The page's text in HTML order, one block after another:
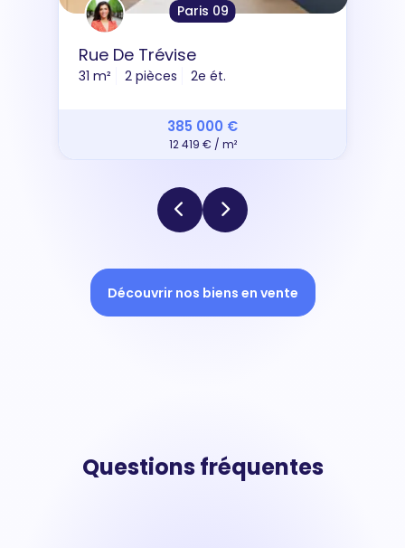
Paris 09
Rue De Trévise
31 m² 2 pièces 2e ét.
385 000 €
12 419 € / m²
Découvrir nos biens en vente
Questions fréquentes